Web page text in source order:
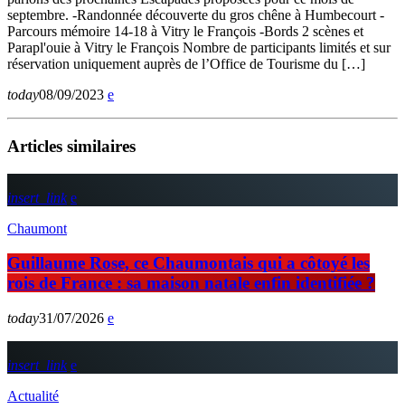
septembre. -Randonnée découverte du gros chêne à Humbecourt -
Parcours mémoire 14-18 à Vitry le François -Bords 2 scènes et
Parapl'ouie à Vitry le François Nombre de participants limités et sur
réservation uniquement auprès de l’Office de Tourisme du […]
today08/09/2023
Articles similaires
insert_link
Chaumont
Guillaume Rose, ce Chaumontais qui a côtoyé les
rois de France : sa maison natale enfin identifiée ?
today31/07/2026
insert_link
Actualité